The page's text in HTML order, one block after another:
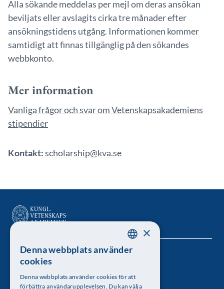
Alla sökande meddelas per mejl om deras ansökan
beviljats eller avslagits cirka tre månader efter
ansökningstidens utgång. Informationen kommer
samtidigt att finnas tillgänglig på den sökandes
webbkonto.
Mer information
Vanliga frågor och svar om Vetenskapsakademiens
stipendier
Kontakt:scholarship@kva.se
Kungl. Vetenskapsakademien
Besöksadress: Lilla Frescativägen 4A
SWEDISH
×
Denna webbplats använder
cookies
Denna webbplats använder cookies för att
förbättra användarupplevelsen. Du kan välja